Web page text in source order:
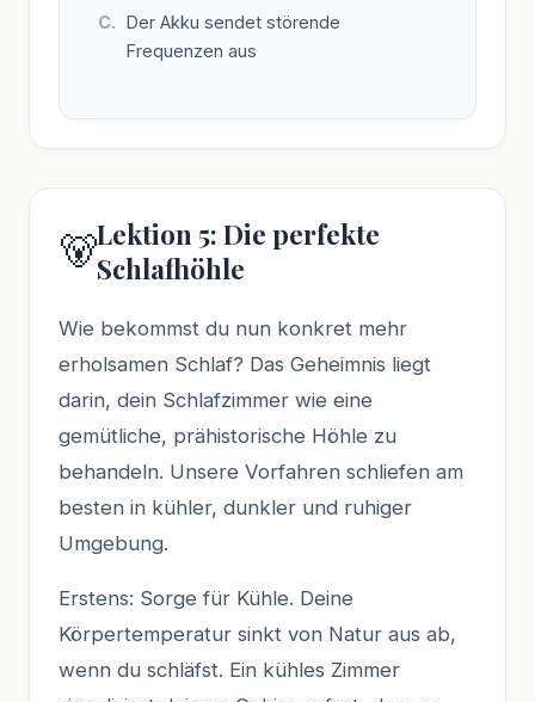
Der Akku sendet störende
Frequenzen aus
🐻Lektion 5: Die perfekte
Schlafhöhle
Wie bekommst du nun konkret mehr
erholsamen Schlaf? Das Geheimnis liegt
darin, dein Schlafzimmer wie eine
gemütliche, prähistorische Höhle zu
behandeln. Unsere Vorfahren schliefen am
besten in kühler, dunkler und ruhiger
Umgebung.
Erstens: Sorge für Kühle. Deine
Körpertemperatur sinkt von Natur aus ab,
wenn du schläfst. Ein kühles Zimmer